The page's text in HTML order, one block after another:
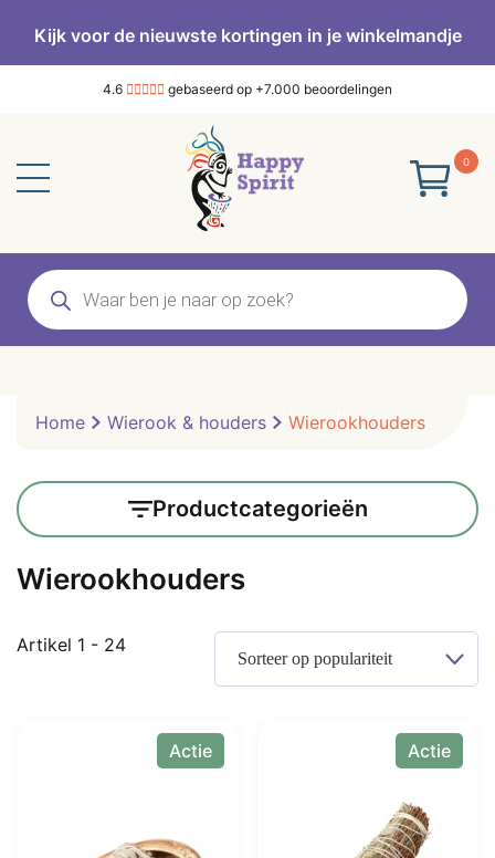
Kijk voor de nieuwste kortingen in je winkelmandje
4.6 gebaseerd op +7.000 beoordelingen
0
Producten
zoeken
Home Wierook & houders Wierookhouders
Productcategorieën
Wierookhouders
Artikel 1 - 24Gesorteerd
Actie Actie